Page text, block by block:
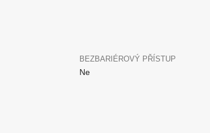
BEZBARIÉROVÝ PŘÍSTUP
Ne